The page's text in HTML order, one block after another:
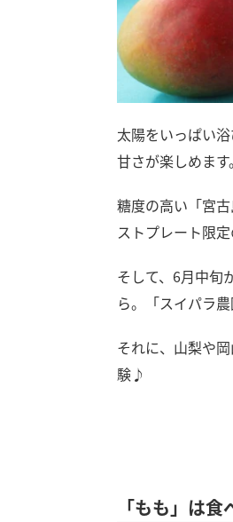
太陽をいっぱい
甘さが楽しめます。
糖度の高い「宮
ストプレート限定
そして、6月中旬
ら。「スイパラ
それに、山梨や
験♪
「もも」は